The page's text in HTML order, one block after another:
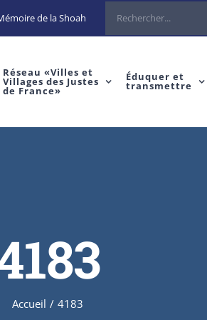
de la Shoah Rechercher
Réseau «Villes et
Villages des Justes
de France»
Éduquer et
transmettre
Accueil / 4183